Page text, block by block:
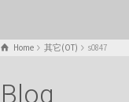
Home 其它(OT) s0847
Blog